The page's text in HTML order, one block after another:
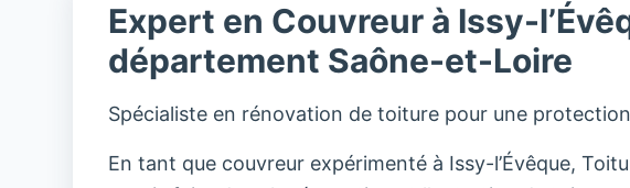
Expert en Couvreur à Issy-
département Saône-et-Loire
Spécialiste en rénovation de toiture pour une
En tant que couvreur expérimenté à Issy-l’Évêque,